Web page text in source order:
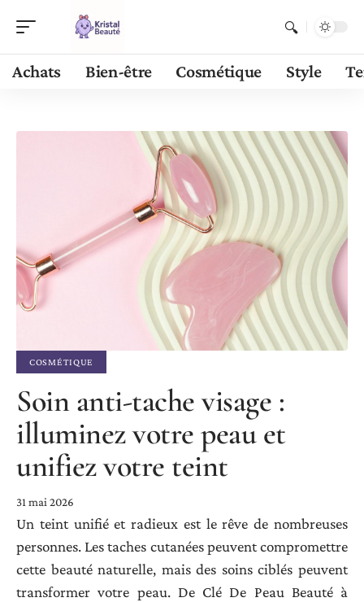
Achats Bien-être Cosmétique Style
COSMÉTIQUE
Soin anti-tache visage :
illuminez votre peau et
unifiez votre teint
31 mai 2026
Un teint unifié et radieux est le rêve de nombreuses
personnes. Les taches cutanées peuvent compromettre
cette beauté naturelle, mais des soins ciblés peuvent
transformer votre peau. De Clé De Peau Beauté à